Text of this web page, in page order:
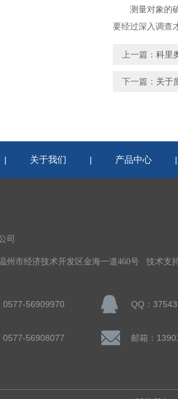
测量对象的确
要经过深入调查
上一篇： 科里
下一篇： 关于
| 关于我们 | 产品中心
司
州市经济技术开发区金海一道460号 技术支
56909970 QQ：
0577-56908077